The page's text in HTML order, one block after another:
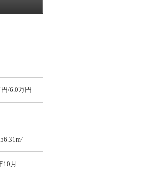
/6.0万円
10月